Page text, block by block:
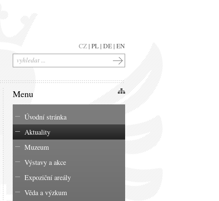
Menu
Úvodní stránka
Aktuality
Muzeum
Výstavy a akce
Expoziční areály
Věda a výzkum
CZ | PL | DE | EN